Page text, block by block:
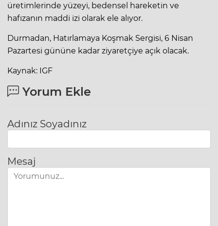
üretimlerinde yüzeyi, bedensel hareketin ve
hafızanın maddi izi olarak ele alıyor.
Durmadan, Hatırlamaya Koşmak Sergisi, 6 Nisan
Pazartesi gününe kadar ziyaretçiye açık olacak.
Kaynak: IGF
Yorum Ekle
Adınız Soyadınız
Mesaj